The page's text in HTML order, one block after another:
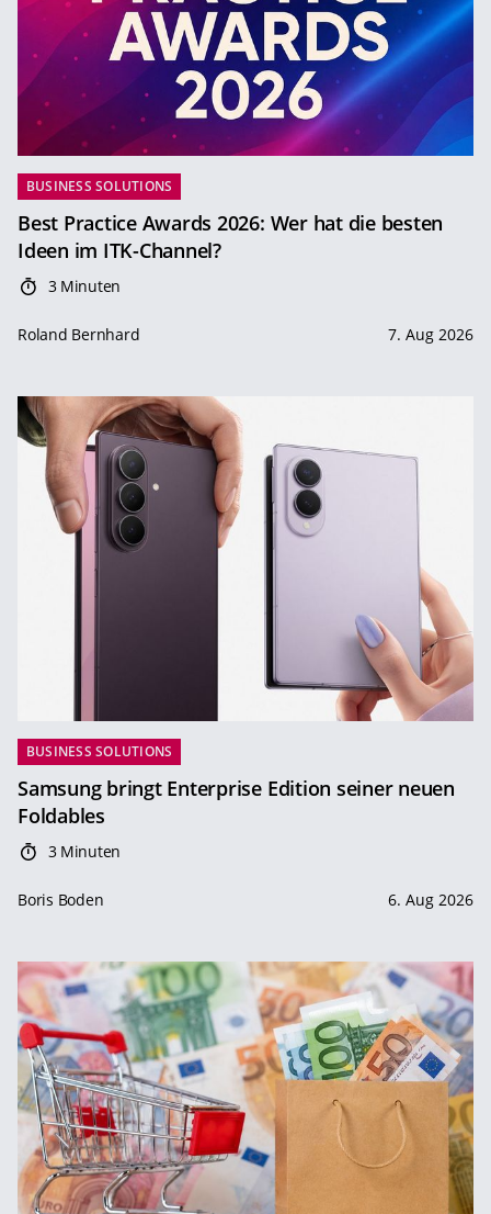
BUSINESS SOLUTIONS
Best Practice Awards 2026: Wer hat die besten
Ideen im ITK-Channel?
3 Minuten
Roland Bernhard 7. Aug 2026
BUSINESS SOLUTIONS
Samsung bringt Enterprise Edition seiner neuen
Foldables
3 Minuten
Boris Boden 6. Aug 2026